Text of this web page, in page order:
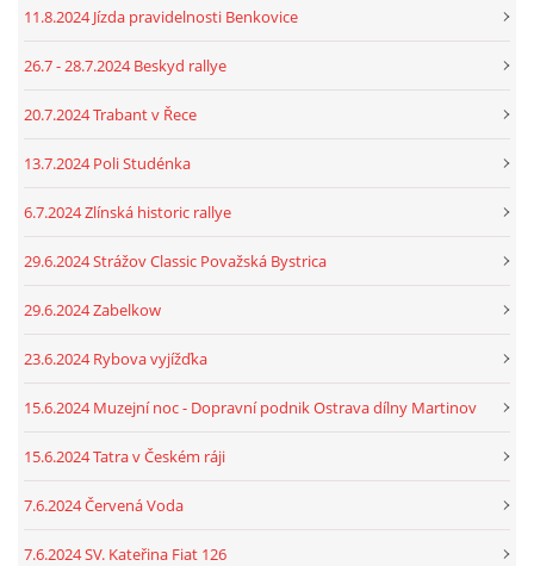
11.8.2024 Jízda pravidelnosti Benkovice
26.7 - 28.7.2024 Beskyd rallye
20.7.2024 Trabant v Řece
13.7.2024 Poli Studénka
6.7.2024 Zlínská historic rallye
29.6.2024 Strážov Classic Považská Bystrica
29.6.2024 Zabelkow
23.6.2024 Rybova vyjížďka
15.6.2024 Muzejní noc - Dopravní podnik Ostrava dílny Martinov
15.6.2024 Tatra v Českém ráji
7.6.2024 Červená Voda
7.6.2024 SV. Kateřina Fiat 126